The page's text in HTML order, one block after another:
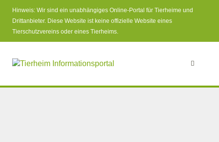
Hinweis: Wir sind ein unabhängiges Online-Portal für Tierheime und
Drittanbieter. Diese Website ist keine offizielle Website eines
Tierschutzvereins oder eines Tierheims.